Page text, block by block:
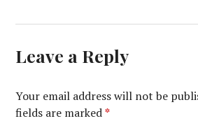
Leave a Reply
Your email address will not be
fields are marked*